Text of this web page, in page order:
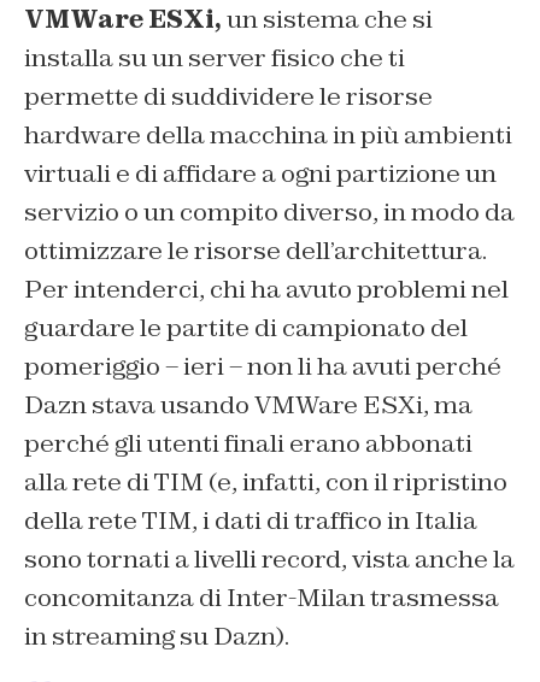
VMWare ESXi,un sistema che si
installa su un server fisico che ti
permette di suddividere le risorse
hardware della macchina in più ambienti
virtuali e di affidare a ogni partizione un
servizio o un compito diverso, in modo da
ottimizzare le risorse dell’architettura.
Per intenderci, chi ha avuto problemi nel
guardare le partite di campionato del
pomeriggio – ieri – non li ha avuti perché
Dazn stava usando VMWare ESXi, ma
perché gli utenti finali erano abbonati
alla rete di TIM (e, infatti, con il ripristino
della rete TIM, i dati di traffico in Italia
sono tornati a livelli record, vista anche la
concomitanza di Inter-Milan trasmessa
in streaming su Dazn).